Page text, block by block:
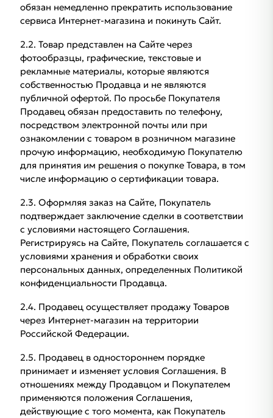
обязан немедленно прекратить использование
сервиса Интернет-магазина и покинуть Сайт.
2.2. Товар представлен на Сайте через
фотообразцы, графические, текстовые и
рекламные материалы, которые являются
собственностью Продавца и не являются
публичной офертой. По просьбе Покупателя
Продавец обязан предоставить по телефону,
посредством электронной почты или при
ознакомлении с товаром в розничном магазине
прочую информацию, необходимую Покупателю
для принятия им решения о покупке Товара, в том
числе информацию о сертификации товара.
2.3. Оформляя заказ на Сайте, Покупатель
подтверждает заключение сделки в соответствии
с условиями настоящего Соглашения.
Регистрируясь на Сайте, Покупатель соглашается с
условиями хранения и обработки своих
персональных данных, определенных Политикой
конфиденциальности Продавца.
2.4. Продавец осуществляет продажу Товаров
через Интернет-магазин на территории
Российской Федерации.
2.5. Продавец в одностороннем порядке
принимает и изменяет условия Соглашения. В
отношениях между Продавцом и Покупателем
применяются положения Соглашения,
действующие с того момента, как Покупатель